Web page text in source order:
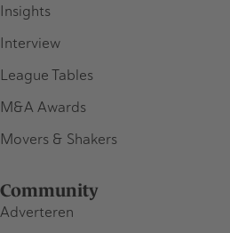
Insights
Interview
League Tables
M&A Awards
Movers & Shakers
Community
Adverteren